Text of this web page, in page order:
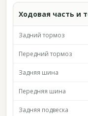
Ходовая часть и
Задний тормоз
Передний тормоз
Задняя шина
Передняя шина
Задняя подвеска